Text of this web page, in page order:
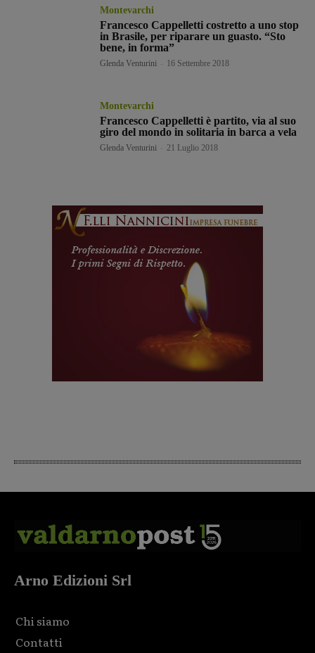
Montevarchi
Francesco Cappelletti costretto a uno stop
in Brasile, per riparare un guasto. “Sto
bene, in forma”
Glenda Venturini 16 Settembre 2018
Montevarchi
Francesco Cappelletti è partito, via al suo
giro del mondo in solitaria in barca a vela
Glenda Venturini 21 Luglio 2018
Arno Edizioni Srl
Chi siamo
Contatti